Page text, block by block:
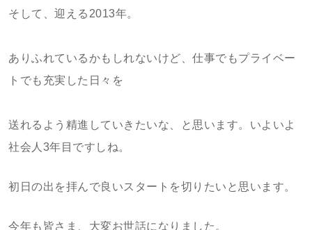
そして、迎える2013年。
ありふれているかもしれないけど、仕事でもプライベー
トでも充実した日々を
送れるよう精進していきたいな、と思います。いよいよ
社会人3年目ですしね。
初日の出を拝んで良いスタートを切りたいと思います。
今年も皆さま、大変お世話になりました。